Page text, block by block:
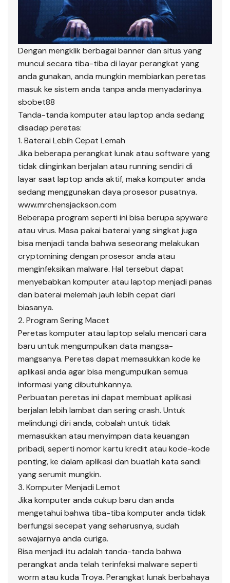
Dengan mengklik berbagai banner dan situs yang
muncul secara tiba-tiba di layar perangkat yang
anda gunakan, anda mungkin membiarkan peretas
masuk ke sistem anda tanpa anda menyadarinya.
sbobet88
Tanda-tanda komputer atau laptop anda sedang
disadap peretas:
1. Baterai Lebih Cepat Lemah
Jika beberapa perangkat lunak atau software yang
tidak diinginkan berjalan atau running sendiri di
layar saat laptop anda aktif, maka komputer anda
sedang menggunakan daya prosesor pusatnya.
www.mrchensjackson.com
Beberapa program seperti ini bisa berupa spyware
atau virus. Masa pakai baterai yang singkat juga
bisa menjadi tanda bahwa seseorang melakukan
cryptomining dengan prosesor anda atau
menginfeksikan malware. Hal tersebut dapat
menyebabkan komputer atau laptop menjadi panas
dan baterai melemah jauh lebih cepat dari
biasanya.
2. Program Sering Macet
Peretas komputer atau laptop selalu mencari cara
baru untuk mengumpulkan data mangsa-
mangsanya. Peretas dapat memasukkan kode ke
aplikasi anda agar bisa mengumpulkan semua
informasi yang dibutuhkannya.
Perbuatan peretas ini dapat membuat aplikasi
berjalan lebih lambat dan sering crash. Untuk
melindungi diri anda, cobalah untuk tidak
memasukkan atau menyimpan data keuangan
pribadi, seperti nomor kartu kredit atau kode-kode
penting, ke dalam aplikasi dan buatlah kata sandi
yang serumit mungkin.
3. Komputer Menjadi Lemot
Jika komputer anda cukup baru dan anda
mengetahui bahwa tiba-tiba komputer anda tidak
berfungsi secepat yang seharusnya, sudah
sewajarnya anda curiga.
Bisa menjadi itu adalah tanda-tanda bahwa
perangkat anda telah terinfeksi malware seperti
worm atau kuda Troya. Perangkat lunak berbahaya